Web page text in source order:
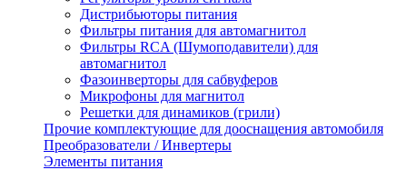
Дистрибьюторы питания
Фильтры питания для автомагнитол
Фильтры RCA (Шумоподавители) для
автомагнитол
Фазоинверторы для сабвуферов
Микрофоны для магнитол
Решетки для динамиков (грили)
Прочие комплектующие для дооснащения автомобиля
Преобразователи / Инвертеры
Элементы питания